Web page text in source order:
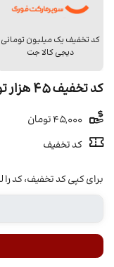
کد تخفیف یک میلیون تومانی
دیجی کالا جت
کد تخفیف 45 هزار تومانی دیجی کالا جت
کد تخفیف
برای کپی کد تخفیف، کد